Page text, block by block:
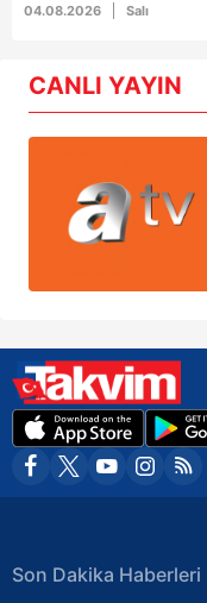
04.08.2026 Salı
CANLI YAYIN
Son Dakika Haberleri